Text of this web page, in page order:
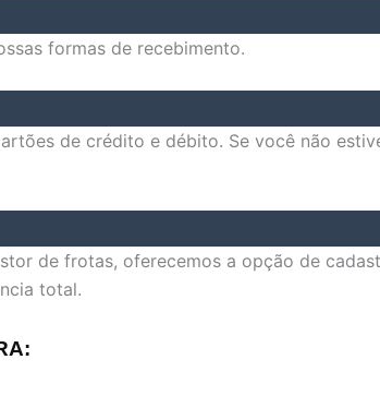
formas de recebimento.
de crédito e débito. Se você não
de frotas, oferecemos a opção de
total.